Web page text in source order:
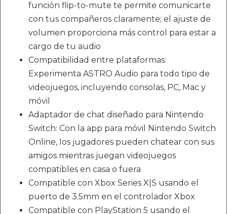
función flip-to-mute te permite comunicarte
con tus compañeros claramente; el ajuste de
volumen proporciona más control para estar a
cargo de tu audio
Compatibilidad entre plataformas:
Experimenta ASTRO Audio para todo tipo de
videojuegos, incluyendo consolas, PC, Mac y
móvil
Adaptador de chat diseñado para Nintendo
Switch: Con la app para móvil Nintendo Switch
Online, los jugadores pueden chatear con sus
amigos mientras juegan videojuegos
compatibles en casa o fuera
Compatible con Xbox Series X|S usando el
puerto de 3.5mm en el controlador Xbox
Compatible con PlayStation 5 usando el